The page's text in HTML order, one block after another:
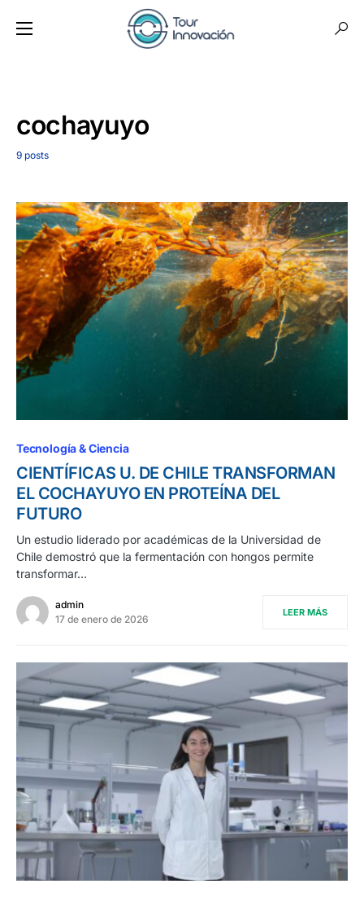
cochayuyo
9 posts
Tecnología & Ciencia
CIENTÍFICAS U. DE CHILE TRANSFORMAN
EL COCHAYUYO EN PROTEÍNA DEL
FUTURO
Un estudio liderado por académicas de la Universidad de
Chile demostró que la fermentación con hongos permite
transformar…
admin
17 de enero de 2026
LEER MÁS